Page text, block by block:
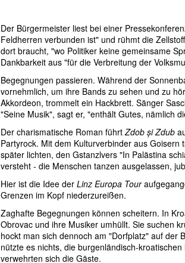
Der Bürgermeister liest bei einer
Feldherren verbunden ist" und rühmt die
dort braucht, "wo Politiker keine gemeinsame
Dankbarkeit aus "für die Verbreitung der
Begegnungen passieren. Während der
vornehmlich, um ihre Bands zu sehen und zu
Akkordeon, trommelt ein Hackbrett. Sänger
"Seine Musik", sagt er, "enthält Gutes, nämlich
Der charismatische Roman führtZdob și Zdub
Partyrock. Mit dem Kulturverbinder aus Goisern
später lichten, den Gstanzlvers "In Palästina
versteht - die Menschen tanzen ausgelassen,
Hier ist die Idee der Linz Europa Tour
Grenzen im Kopf niederzureißen.
Zaghafte Begegnungen können scheitern. In
Obrovac und ihre Musiker umhüllt. Sie suchen
hockt man sich dennoch am "Dorfplatz" auf der
nützte es nichts, die burgenländisch-
verwehrten sich die Gäste.